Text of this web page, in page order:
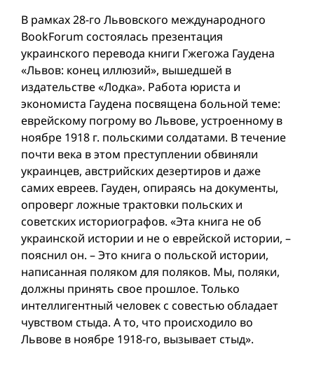
В рамках 28-го Львовского международного
BookForum состоялась презентация
украинского перевода книги Гжегожа Гаудена
«Львов: конец иллюзий», вышедшей в
издательстве «Лодка». Работа юриста и
экономиста Гаудена посвящена больной теме:
еврейскому погрому во Львове, устроенномy в
ноябре 1918 г. польскими солдатами. В течение
почти века в этом преступлении обвиняли
украинцев, австрийских дезертиров и даже
самих евреев. Гауден, опираясь на документы,
опроверг ложные трактовки польских и
советских историографов. «Эта книга не об
украинской истории и не о еврейской истории, –
пояснил он. – Это книга о польской истории,
написанная поляком для поляков. Мы, поляки,
должны принять свое прошлое. Только
интеллигентный человек с совестью обладает
чувством стыда. А то, что происходило во
Львове в ноябре 1918-го, вызывает стыд».